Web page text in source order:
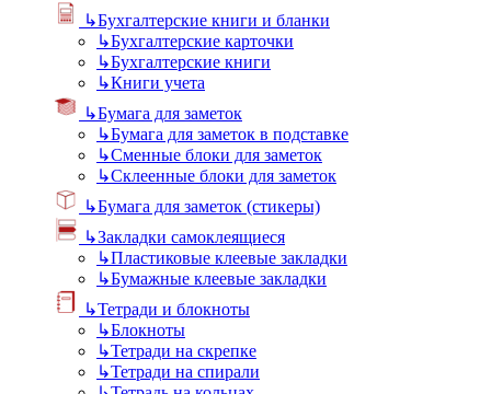
↳Бухгалтерские книги и бланки
↳Бухгалтерские карточки
↳Бухгалтерские книги
↳Книги учета
↳Бумага для заметок
↳Бумага для заметок в подставке
↳Сменные блоки для заметок
↳Склеенные блоки для заметок
↳Бумага для заметок (стикеры)
↳Закладки самоклеящиеся
↳Пластиковые клеевые закладки
↳Бумажные клеевые закладки
↳Тетради и блокноты
↳Блокноты
↳Тетради на скрепке
↳Тетради на спирали